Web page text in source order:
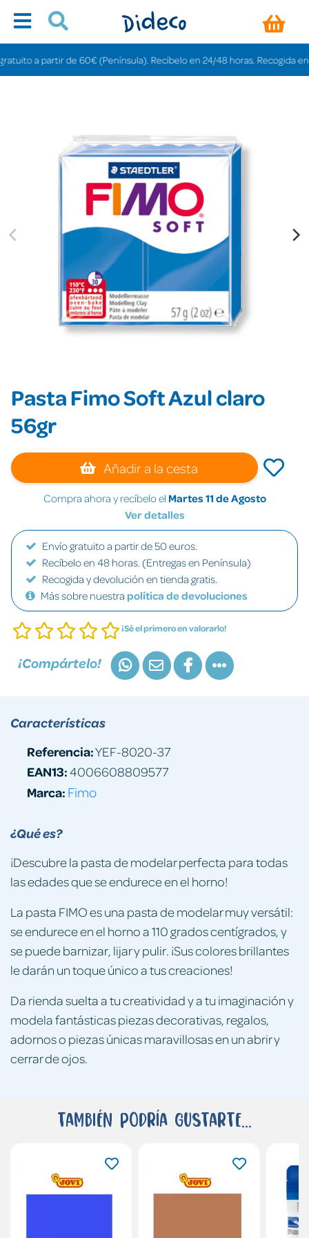
a partir de 60€ (Península). Recíbelo en 24/48 horas. Recogida en
Pasta Fimo Soft Azul claro
56gr
Añadir a la cesta
Compra ahora y recíbelo el Martes 11 de Agosto
Ver detalles
Envío gratuito a partir de 50 euros.
Recíbelo en 48 horas. (Entregas en Península)
Recogida y devolución en tienda gratis.
Más sobre nuestra política de devoluciones
¡Sé el primero en valorarlo!
¡Compártelo!
¿Qué es?
¡Descubre la pasta de modelar perfecta para todas
las edades que se endurece en el horno!
La pasta FIMO es una pasta de modelar muy versátil:
se endurece en el horno a 110 grados centígrados, y
se puede barnizar, lijar y pulir. ¡Sus colores brillantes
le darán un toque único a tus creaciones!
Da rienda suelta a tu creatividad y a tu imaginación y
modela fantásticas piezas decorativas, regalos,
adornos o piezas únicas maravillosas en un abrir y
cerrar de ojos.
Características
Referencia:YEF-8020-37
EAN13:4006608809577
Marca: Fimo
También podría gustarte...